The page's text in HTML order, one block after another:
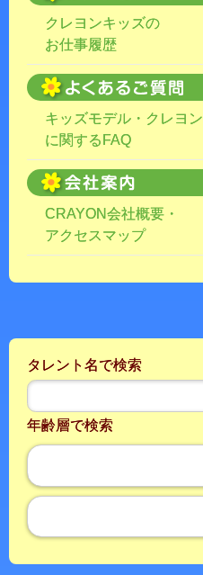
クレヨンキッズの
お仕事履歴
キッズモデル・クレヨン
に関するFAQ
CRAYON会社概要・
アクセスマップ
タレント名で検索
年齢層で検索